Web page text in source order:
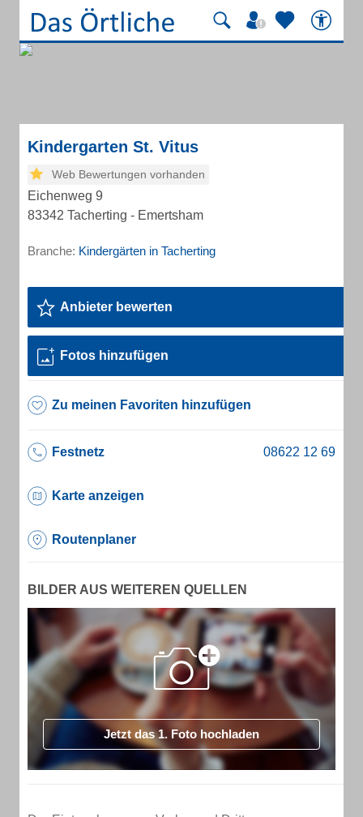
Kindergarten St. Vitus
Web Bewertungen vorhanden
Eichenweg 9
83342 Tacherting - Emertsham
Branche: Kindergärten in Tacherting
Anbieter bewerten
Fotos hinzufügen
Zu meinen Favoriten hinzufügen
Festnetz
Karte anzeigen
Routenplaner
BILDER AUS WEITEREN QUELLEN
Jetzt das 1. Foto hochladen